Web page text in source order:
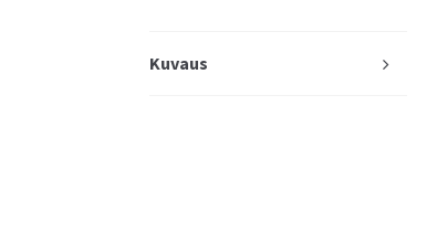
Kuvaus